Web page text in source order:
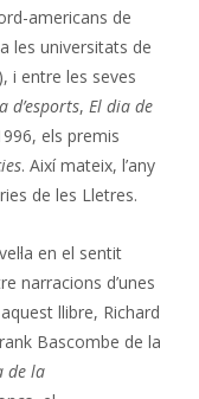
americans de
les universitats de
i entre les seves
d’esports, El dia de
els premis
. Així mateix, l’any
de les Lletres.
en el sentit
narracions d’unes
llibre, Richard
Bascombe de la
de la